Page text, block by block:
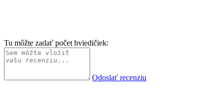
Tu môžte zadať počet hviedičiek:
Odoslať recenziu